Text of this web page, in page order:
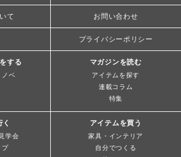
て お問い合わせ
プライバシーポリシー
する
ノベ
マガジンを読む
アイテムを探す
連載コラム
特集
学会
プ
アイテムを買う
家具・インテリア
自分でつくる